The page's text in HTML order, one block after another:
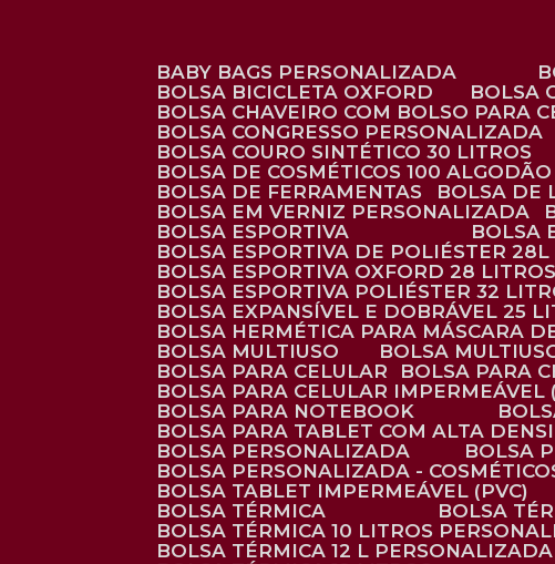
BABY BAGS PERSONALIZADA
BOLSA BICICLETA OXFORD
BOLSA CHAVEIRO COM BOLSO PARA
BOLSA CONGRESSO PERSONALIZADA
BOLSA COURO SINTÉTICO 30 LITROS
BOLSA DE COSMÉTICOS 100 ALGODÃO
BOLSA DE FERRAMENTAS
BOLSA DE
BOLSA EM VERNIZ PERSONALIZADA
BOLSA ESPORTIVA
BOLSA ESPORTIVA DE POLIÉSTER 28L
BOLSA ESPORTIVA OXFORD 28 LITROS
BOLSA ESPORTIVA POLIÉSTER 32
BOLSA EXPANSÍVEL E DOBRÁVEL 25
BOLSA HERMÉTICA PARA MÁSCARA
BOLSA MULTIUSO
BOLSA
BOLSA PARA CELULAR
BOLSA PARA
BOLSA PARA CELULAR IMPERMEÁVEL
BOLSA PARA NOTEBOOK
BOLSA PARA TABLET COM ALTA
BOLSA PERSONALIZADA
BOLSA
BOLSA PERSONALIZADA -
BOLSA TABLET IMPERMEÁVEL (PVC)
BOLSA TÉRMICA
BOLSA
BOLSA TÉRMICA 10 LITROS
BOLSA TÉRMICA 12 L PERSONALIZADA